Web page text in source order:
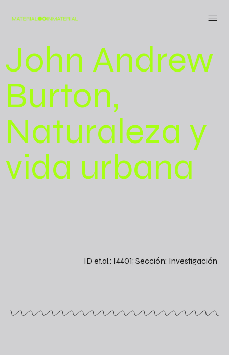
John Andrew
Burton,
Naturaleza y
vida urbana
ID et.al.: I4401; Sección: Investigación